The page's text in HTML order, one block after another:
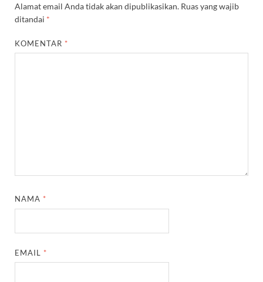
Alamat email Anda tidak akan dipublikasikan. Ruas yang wajib
ditandai *
KOMENTAR *
NAMA *
EMAIL *